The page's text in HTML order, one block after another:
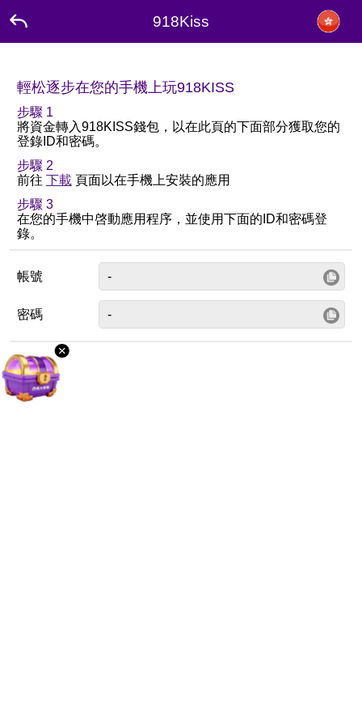
918Kiss
輕松逐步在您的手機上玩918KISS
步驟 1
將資金轉入918KISS錢包，以在此頁的下面部分獲取您的
登錄ID和密碼。
步驟 2
前往 下載頁面以在手機上安裝的應用
步驟 3
在您的手機中啓動應用程序，並使用下面的ID和密碼登
錄。
帳號
密碼